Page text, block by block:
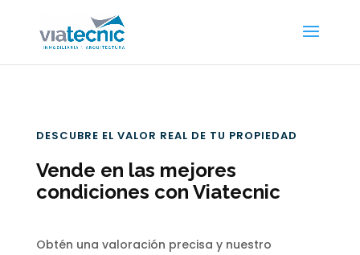
DESCUBRE EL VALOR REAL DE TU PROPIEDAD
Vende en las mejores
condiciones con Viatecnic
Obtén una valoración precisa y nuestro